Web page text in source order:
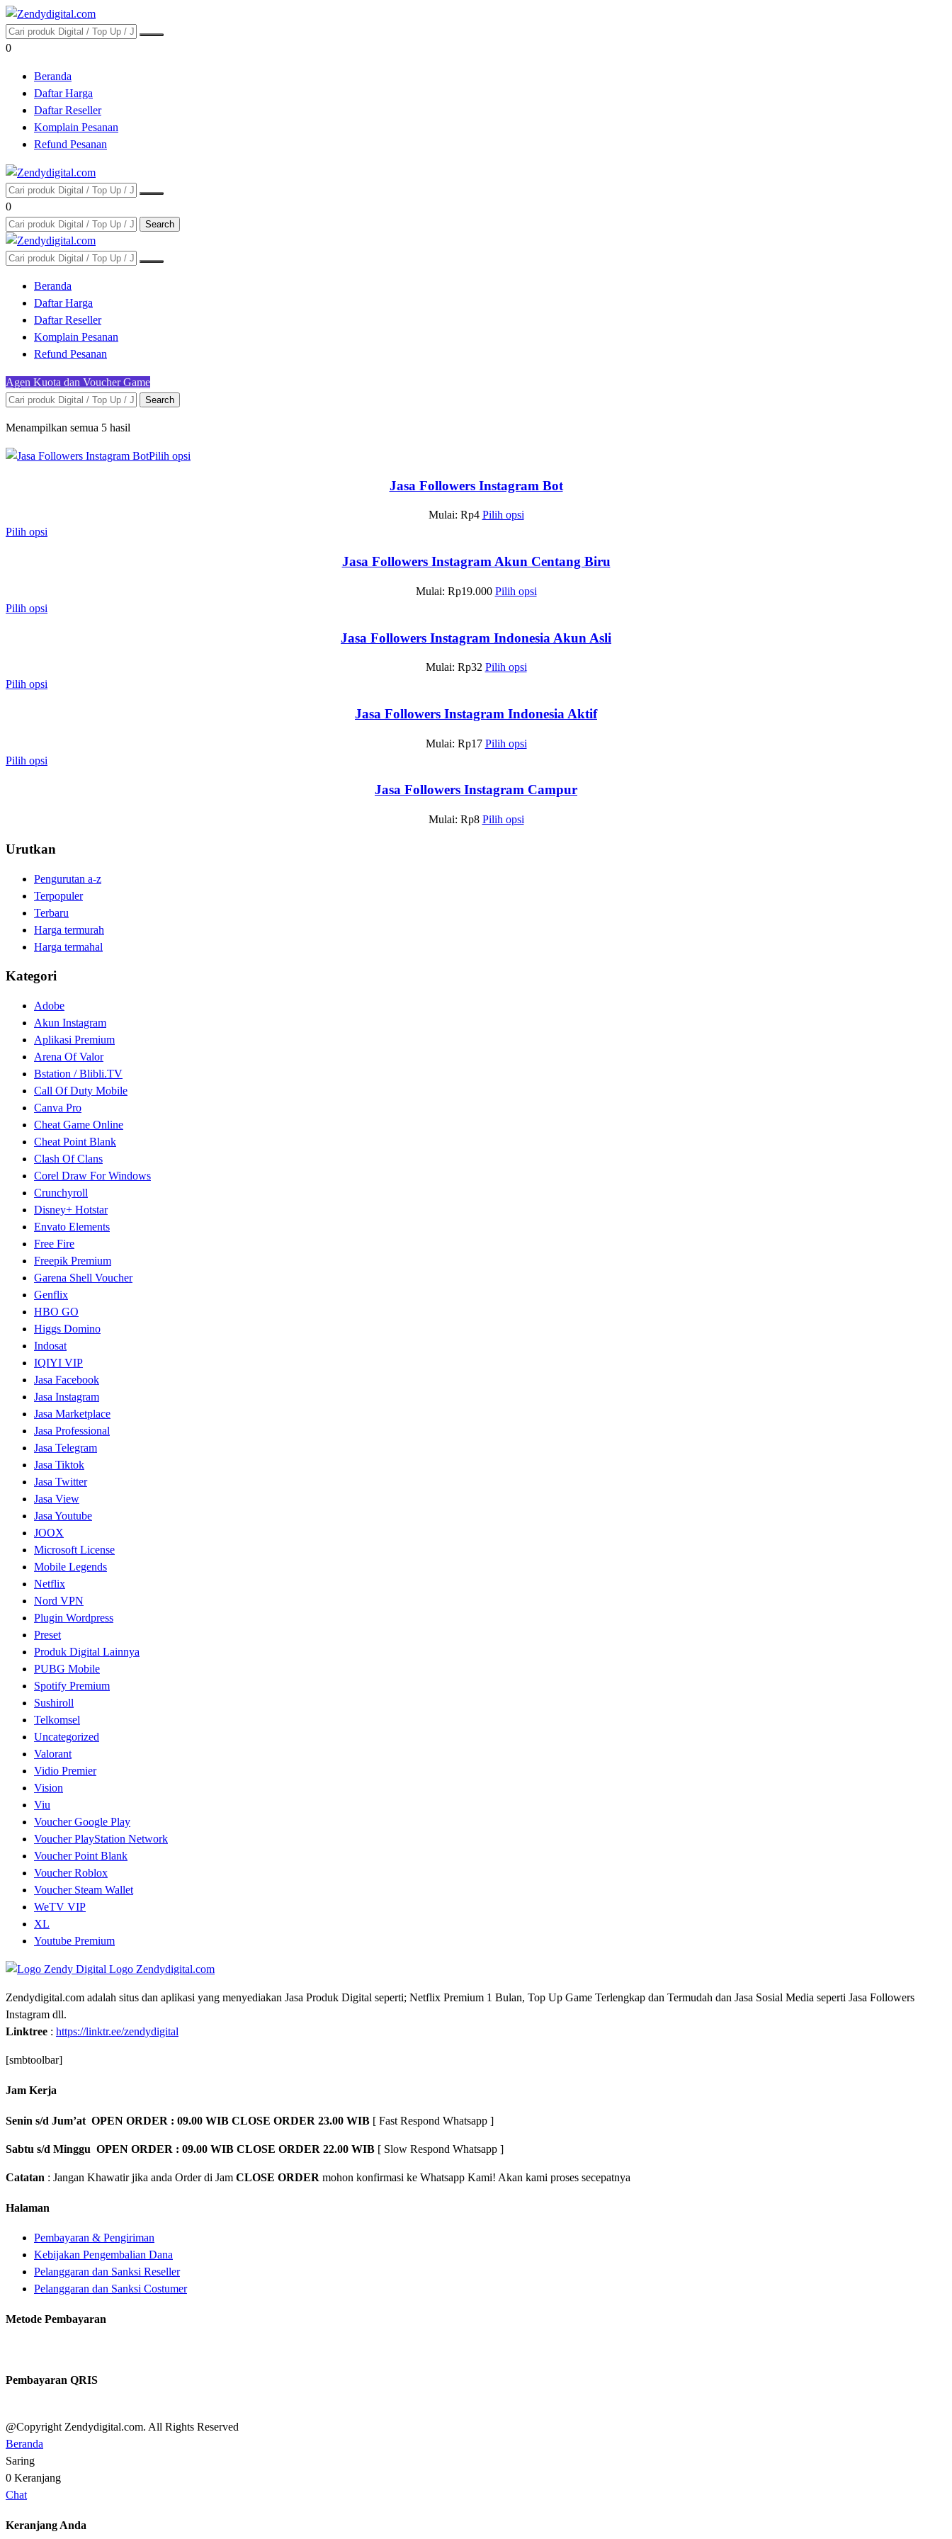
0
Beranda
Daftar Harga
Daftar Reseller
Komplain Pesanan
Refund Pesanan
0
Search
Beranda
Daftar Harga
Daftar Reseller
Komplain Pesanan
Refund Pesanan
Agen Kuota dan Voucher Game
Search
Menampilkan semua 5 hasil
Pilih opsi
Jasa Followers Instagram Bot
Mulai: Rp4 Pilih opsi
Pilih opsi
Jasa Followers Instagram Akun Centang Biru
Mulai: Rp19.000 Pilih opsi
Pilih opsi
Jasa Followers Instagram Indonesia Akun Asli
Mulai: Rp32 Pilih opsi
Pilih opsi
Jasa Followers Instagram Indonesia Aktif
Mulai: Rp17 Pilih opsi
Pilih opsi
Jasa Followers Instagram Campur
Mulai: Rp8 Pilih opsi
Urutkan
Pengurutan a-z
Terpopuler
Terbaru
Harga termurah
Harga termahal
Kategori
Adobe
Akun Instagram
Aplikasi Premium
Arena Of Valor
Bstation / Blibli.TV
Call Of Duty Mobile
Canva Pro
Cheat Game Online
Cheat Point Blank
Clash Of Clans
Corel Draw For Windows
Crunchyroll
Disney+ Hotstar
Envato Elements
Free Fire
Freepik Premium
Garena Shell Voucher
Genflix
HBO GO
Higgs Domino
Indosat
IQIYI VIP
Jasa Facebook
Jasa Instagram
Jasa Marketplace
Jasa Professional
Jasa Telegram
Jasa Tiktok
Jasa Twitter
Jasa View
Jasa Youtube
JOOX
Microsoft License
Mobile Legends
Netflix
Nord VPN
Plugin Wordpress
Preset
Produk Digital Lainnya
PUBG Mobile
Spotify Premium
Sushiroll
Telkomsel
Uncategorized
Valorant
Vidio Premier
Vision
Viu
Voucher Google Play
Voucher PlayStation Network
Voucher Point Blank
Voucher Roblox
Voucher Steam Wallet
WeTV VIP
XL
Youtube Premium
Zendydigital.com adalah situs dan aplikasi yang menyediakan Jasa Produk Digital seperti; Netflix Premium 1 Bulan, Top Up Game Terlengkap dan Termudah dan Jasa Sosial Media seperti Jasa Followers
Instagram dll.
Linktree : https://linktr.ee/zendydigital
[smbtoolbar]
Jam Kerja
Senin s/d Jum’at OPEN ORDER : 09.00 WIB CLOSE ORDER 23.00 WIB [ Fast Respond Whatsapp ]
Sabtu s/d Minggu OPEN ORDER : 09.00 WIB CLOSE ORDER 22.00 WIB [ Slow Respond Whatsapp ]
Catatan : Jangan Khawatir jika anda Order di Jam CLOSE ORDER mohon konfirmasi ke Whatsapp Kami! Akan kami proses secepatnya
Halaman
Pembayaran & Pengiriman
Kebijakan Pengembalian Dana
Pelanggaran dan Sanksi Reseller
Pelanggaran dan Sanksi Costumer
Metode Pembayaran
Pembayaran QRIS
@Copyright Zendydigital.com. All Rights Reserved
Beranda
Saring
0 Keranjang
Chat
Keranjang Anda